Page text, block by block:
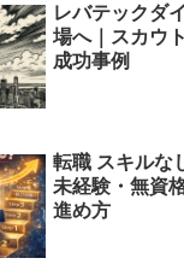
レバテックダ
場へ｜スカウ
成功事例
転職 スキルな
未経験・無資
進め方